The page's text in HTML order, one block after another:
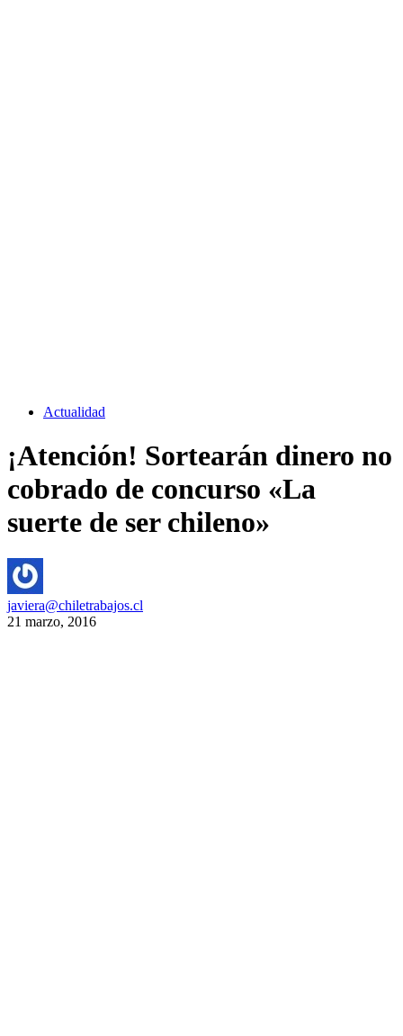
Actualidad
¡Atención! Sortearán dinero no
cobrado de concurso «La
suerte de ser chileno»
javiera@chiletrabajos.cl
21 marzo, 2016